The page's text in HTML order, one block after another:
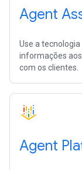
Agent
Use a
informações
com os clientes.
Agent